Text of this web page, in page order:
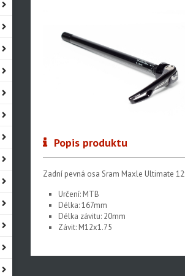
Popis produktu
Zadní pevná osa Sram Maxle Ultimate
Určení: MTB
Délka: 167mm
Délka závitu: 20mm
Závit: M12x1.75